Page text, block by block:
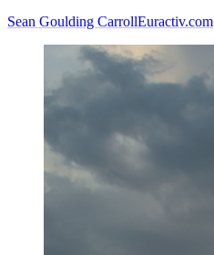
Sean Goulding CarrollEuractiv.com